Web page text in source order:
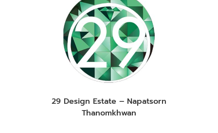
29 Design Estate – Napatsorn
Thanomkhwan